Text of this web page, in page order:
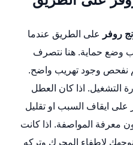
روفر
على الطريق عندما
وضع حماية. هنا نتصرف
نفحص وجود تهريب واضح.
التشغيل. اذا كان العطل
ايقاف السبب او تقليل
معرفة المواصفة. اذا كانت
لاطفاء المحرك وتركه